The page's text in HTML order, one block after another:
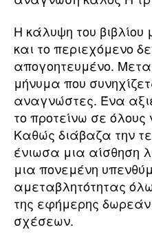
Η κάλυψη του
και το περιεχόμενο
απογοητευμένο.
μήνυμα που
αναγνώστες. Ένα
το προτείνω σε όλους
Καθώς διάβαζα την
ένιωσα μια αίσθηση
μια πονεμένη
αμεταβλητότητας
της εφήμερης
σχέσεων.